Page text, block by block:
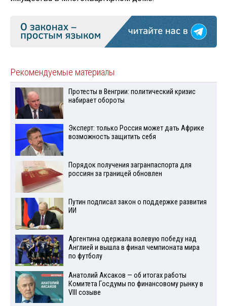
Рекомендуемые материалы
Протесты в Венгрии: политический кризис
набирает обороты
Эксперт: только Россия может дать Африке
возможность защитить себя
Порядок получения загранпаспорта для
россиян за границей обновлен
Путин подписал закон о поддержке развития
ИИ
Аргентина одержала волевую победу над
Англией и вышла в финал чемпионата мира
по футболу
Анатолий Аксаков — об итогах работы
Комитета Госдумы по финансовому рынку в
VIII созыве